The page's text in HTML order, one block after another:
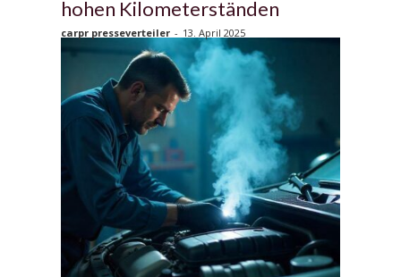
hohen Kilometerständen
carpr presseverteiler - 13. April 2025